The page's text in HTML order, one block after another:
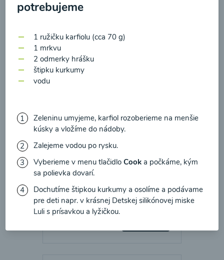
polievka s hráškom
potrebujeme
1 ružičku karfiolu (cca 70 g)
1 mrkvu
2 odmerky hrášku
štipku kurkumy
vodu
Zeleninu umyjeme, karfiol rozoberieme na menšie
kúsky a vložíme do nádoby.
Zalejeme vodou po rysku.
Vyberieme v menu tlačidloCook a počkáme, kým
sa polievka dovarí.
Dochutíme štipkou kurkumy a osolíme a podávame
pre deti napr. v krásnej Detskej silikónovej miske
Luli s prísavkou a lyžičkou.
údajova súhlasím s nimi.